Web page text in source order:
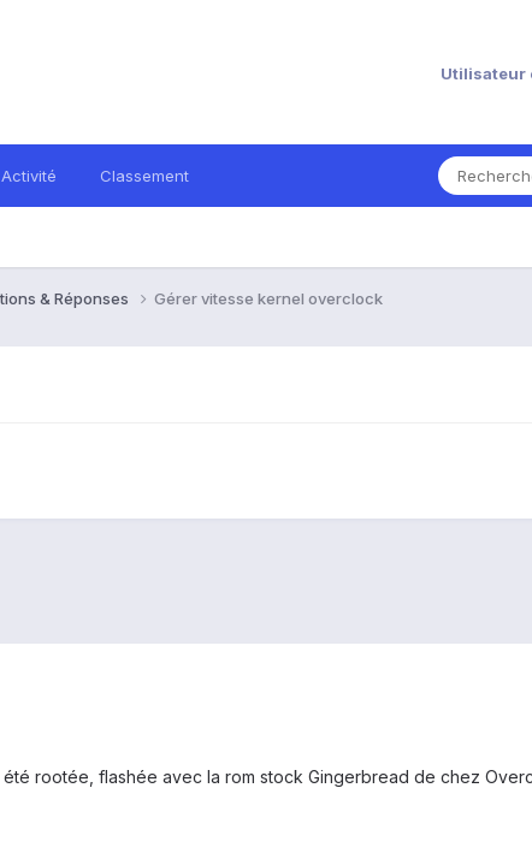
Utilisateur
Activité Classement
& Réponses Gérer vitesse kernel overclock
rootée, flashée avec la rom stock Gingerbread de chez